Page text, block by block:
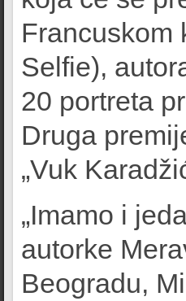
Francuskom
Selfie),
20 portreta
Druga
„Vuk
„Imamo i
autorke
Beogradu,